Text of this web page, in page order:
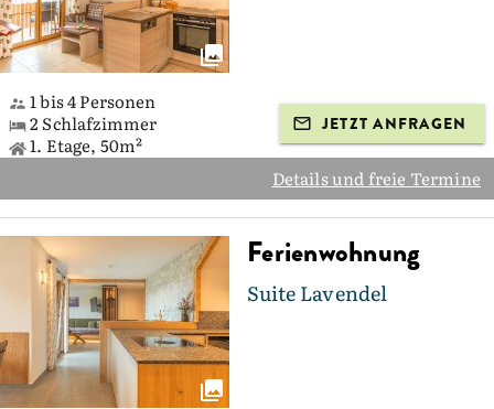
1 bis 4 Personen
2 Schlafzimmer
1. Etage, 50m²
JETZT ANFRAGEN
Details und freie Termine
Ferienwohnung
Suite Lavendel